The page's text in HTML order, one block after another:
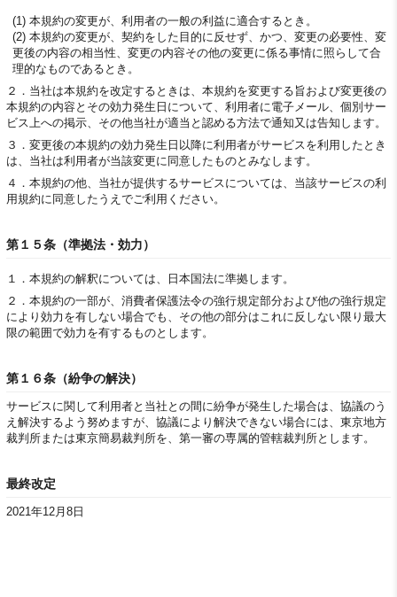
(1) 本規約の変更が、利用者の一般の利益に適合するとき。
(2) 本規約の変更が、契約をした目的に反せず、かつ、変更の必要性、変
更後の内容の相当性、変更の内容その他の変更に係る事情に照らして合
理的なものであるとき。
２． 当社は本規約を改定するときは、本規約を変更する旨および変更後の
本規約の内容とその効力発生日について、利用者に電子メール、個別サー
ビス上への掲示、その他当社が適当と認める方法で通知又は告知します。
３． 変更後の本規約の効力発生日以降に利用者がサービスを利用したとき
は、当社は利用者が当該変更に同意したものとみなします。
４． 本規約の他、当社が提供するサービスについては、当該サービスの利
用規約に同意したうえでご利用ください。
第１５条（準拠法・効力）
１． 本規約の解釈については、日本国法に準拠します。
２． 本規約の一部が、消費者保護法令の強行規定部分および他の強行規定
により効力を有しない場合でも、その他の部分はこれに反しない限り最大
限の範囲で効力を有するものとします。
第１６条（紛争の解決）
サービスに関して利用者と当社との間に紛争が発生した場合は、協議のう
え解決するよう努めますが、協議により解決できない場合には、東京地方
裁判所または東京簡易裁判所を、第一審の専属的管轄裁判所とします。
最終改定
2021年12月8日